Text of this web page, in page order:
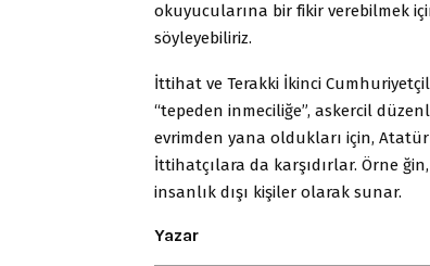
okuyucularına bir fikir verebilmek
söyleyebiliriz.
İttihat ve Terakki İkinci
“tepeden inmeciliğe”, askercil
evrimden yana oldukları için,
İttihatçılara da karşıdırlar. Örne
insanlık dışı kişiler olarak sunar.
Yazar